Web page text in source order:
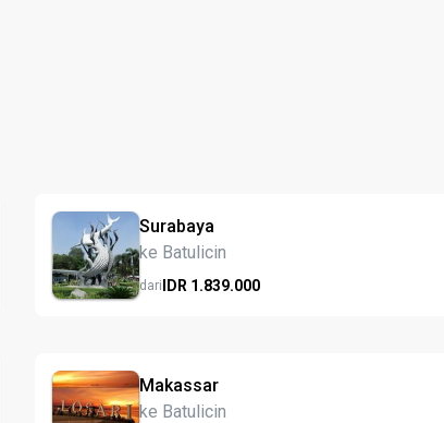
Surabaya
ke Batulicin
dariIDR 1.839.000
Makassar
ke Batulicin